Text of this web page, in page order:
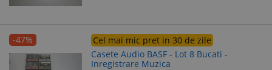
-47%
Cel mai mic pret in 30 de zile
Casete Audio BASF - Lot 8 Bucati -
Inregistrare Muzica